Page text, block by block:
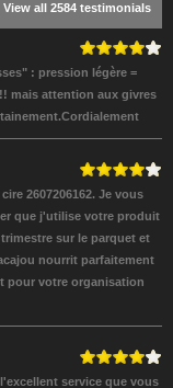
View all 2584 testimonials
: pression légère =
mais attention aux givres
2607206162. Je vous
que j'utilise votre produit
sur le parquet et
nourrit parfaitement
pour votre organisation
service que vous